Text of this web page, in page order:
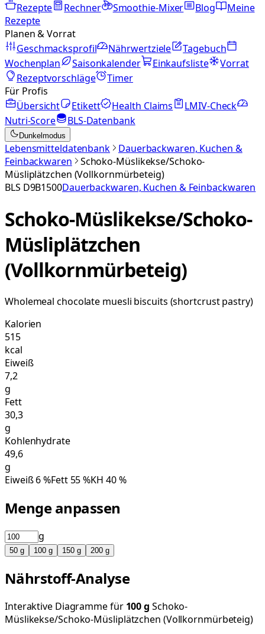
Rezepte
Rechner Smoothie-Mixer Blog
Meine
Rezepte
Planen & Vorrat
Geschmacksprofil
Nährwertziele
Tagebuch
Wochenplan
Saisonkalender Einkaufsliste
Vorrat
Rezeptvorschläge
Timer
Für Profis
Übersicht
Etikett Health Claims
LMIV-Check
Nutri-Score
BLS-Datenbank
Dunkelmodus
Lebensmitteldatenbank
Dauerbackwaren, Kuchen &
Feinbackwaren
Schoko-Müslikekse/Schoko-
Müsliplätzchen (Vollkornmürbeteig)
BLS D9B1500Dauerbackwaren, Kuchen & Feinbackwaren
Schoko-Müslikekse/Schoko-
Müsliplätzchen
(Vollkornmürbeteig)
Wholemeal chocolate muesli biscuits (shortcrust pastry)
Kalorien
515
kcal
Eiweiß
7,2
g
Fett
30,3
g
Kohlenhydrate
49,6
g
Eiweiß6%Fett 55%KH 40%
Menge anpassen
g
50 g 100 g 150 g 200 g
Nährstoff-Analyse
Interaktive Diagramme für 100g Schoko-
Müslikekse/Schoko-Müsliplätzchen (Vollkornmürbeteig)